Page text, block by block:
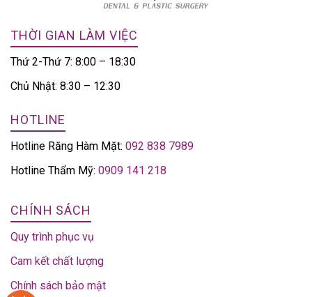
THỜI GIAN LÀM VIỆC
Thứ 2-Thứ 7: 8:00 – 18:30
Chủ Nhật: 8:30 – 12:30
HOTLINE
Hotline Răng Hàm Mặt: 092 838 7989
Hotline Thẩm Mỹ: 0909 141 218
CHÍNH SÁCH
Quy trình phục vụ
Cam kết chất lượng
Chính sách bảo mật